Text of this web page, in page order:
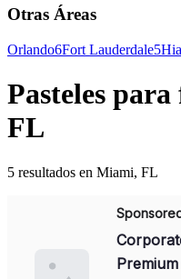
Otras Áreas
Orlando6Fort Lauderdale5
Pasteles
FL
5 resultados en Miami, FL